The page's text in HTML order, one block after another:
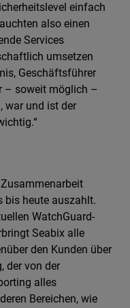
einfach
also einen
Services
umsetzen
Geschäftsführer
– soweit möglich –
war und ist der
bis heute auszahlt.
WatchGuard-
Seabix alle
den Kunden über
der von der
alles
Bereichen, wie